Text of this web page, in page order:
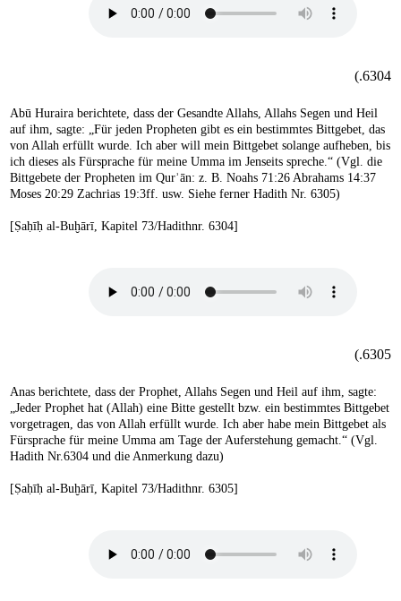
6304.)
Abū Huraira berichtete, dass der Gesandte Allahs, Allahs Segen und Heil
auf ihm, sagte: „Für jeden Propheten gibt es ein bestimmtes Bittgebet, das
von Allah erfüllt wurde. Ich aber will mein Bittgebet solange aufheben, bis
ich dieses als Fürsprache für meine Umma im Jenseits spreche.“ (Vgl. die
Bittgebete der Propheten im Qurʾān: z. B. Noahs 71:26 Abrahams 14:37
Moses 20:29 Zachrias 19:3ff. usw. Siehe ferner Hadith Nr. 6305)
[Ṣaḥīḥ al-Buḫārī, Kapitel 73/Hadithnr. 6304]
6305.)
Anas berichtete, dass der Prophet, Allahs Segen und Heil auf ihm, sagte:
„Jeder Prophet hat (Allah) eine Bitte gestellt bzw. ein bestimmtes Bittgebet
vorgetragen, das von Allah erfüllt wurde. Ich aber habe mein Bittgebet als
Fürsprache für meine Umma am Tage der Auferstehung gemacht.“ (Vgl.
Hadith Nr.6304 und die Anmerkung dazu)
[Ṣaḥīḥ al-Buḫārī, Kapitel 73/Hadithnr. 6305]